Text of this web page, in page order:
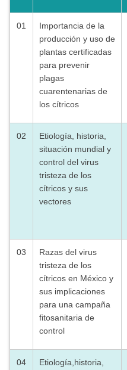
01
Importancia de la
producción y uso de
plantas certificadas
para prevenir
plagas
cuarentenarias de
los cítricos
02
Etiología, historia,
situación mundial y
control del virus
tristeza de los
cítricos y sus
vectores
03
Razas del virus
tristeza de los
cítricos en México y
sus implicaciones
para una campaña
fitosanitaria de
control
04
Etiología,historia,